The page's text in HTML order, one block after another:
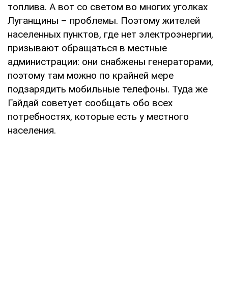
топлива. А вот со светом во многих уголках
Луганщины – проблемы. Поэтому жителей
населенных пунктов, где нет электроэнергии,
призывают обращаться в местные
администрации: они снабжены генераторами,
поэтому там можно по крайней мере
подзарядить мобильные телефоны. Туда же
Гайдай советует сообщать обо всех
потребностях, которые есть у местного
населения.